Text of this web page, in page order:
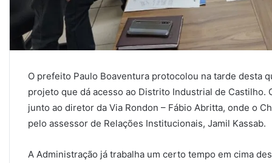
O prefeito Paulo Boaventura protocolou na tarde desta
projeto que dá acesso ao Distrito Industrial de Castilho.
junto ao diretor da Via Rondon – Fábio Abritta, onde o
pelo assessor de Relações Institucionais, Jamil Kassab.
A Administração já trabalha um certo tempo em cima